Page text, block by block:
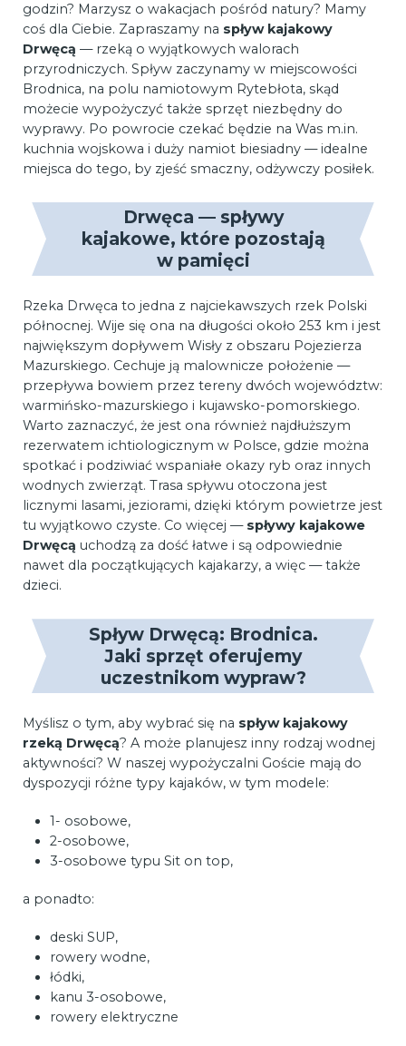
godzin? Marzysz o wakacjach pośród natury? Mamy
coś dla Ciebie. Zapraszamy na spływ kajakowy
Drwęcą — rzeką o wyjątkowych walorach
przyrodniczych. Spływ zaczynamy w miejscowości
Brodnica, na polu namiotowym Rytebłota, skąd
możecie wypożyczyć także sprzęt niezbędny do
wyprawy. Po powrocie czekać będzie na Was m.in.
kuchnia wojskowa i duży namiot biesiadny — idealne
miejsca do tego, by zjeść smaczny, odżywczy posiłek.
Drwęca — spływy
kajakowe, które pozostają
w pamięci
Rzeka Drwęca to jedna z najciekawszych rzek Polski
północnej. Wije się ona na długości około 253 km i jest
największym dopływem Wisły z obszaru Pojezierza
Mazurskiego. Cechuje ją malownicze położenie —
przepływa bowiem przez tereny dwóch województw:
warmińsko-mazurskiego i kujawsko-pomorskiego.
Warto zaznaczyć, że jest ona również najdłuższym
rezerwatem ichtiologicznym w Polsce, gdzie można
spotkać i podziwiać wspaniałe okazy ryb oraz innych
wodnych zwierząt. Trasa spływu otoczona jest
licznymi lasami, jeziorami, dzięki którym powietrze jest
tu wyjątkowo czyste. Co więcej — spływy kajakowe
Drwęcą uchodzą za dość łatwe i są odpowiednie
nawet dla początkujących kajakarzy, a więc — także
dzieci.
Spływ Drwęcą: Brodnica.
Jaki sprzęt oferujemy
uczestnikom wypraw?
Myślisz o tym, aby wybrać się na spływ kajakowy
rzeką Drwęcą? A może planujesz inny rodzaj wodnej
aktywności? W naszej wypożyczalni Goście mają do
dyspozycji różne typy kajaków, w tym modele:
1- osobowe,
2-osobowe,
3-osobowe typu Sit on top,
a ponadto:
deski SUP,
rowery wodne,
łódki,
kanu 3-osobowe,
rowery elektryczne